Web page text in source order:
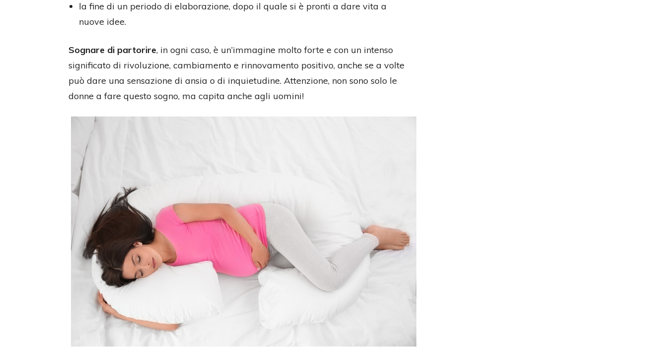
la fine di un periodo di elaborazione, dopo il quale si è pronti a dare vita a
nuove idee.
Sognare di partorire, in ogni caso, è un’immagine molto forte e con un intenso
significato di rivoluzione, cambiamento e rinnovamento positivo, anche se a volte
può dare una sensazione di ansia o di inquietudine. Attenzione, non sono solo le
donne a fare questo sogno, ma capita anche agli uomini!